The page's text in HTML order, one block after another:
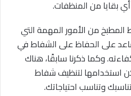
أي بقايا من المنظفات.
من الأمور المهمة التي
على الحفاظ على الشفاط في
وكما ذكرنا سابقًا، هناك
استخدامها لتنظيف شفاط
وتناسب احتياجاتك.